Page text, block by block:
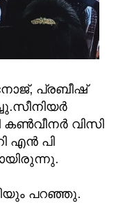
പ്രബീഷ്
കൺവീനർ വിസി
എൻ പി
പറഞ്ഞു.